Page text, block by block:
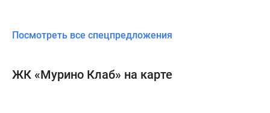
Посмотреть все спецпредложения
ЖК «Мурино Клаб» на карте